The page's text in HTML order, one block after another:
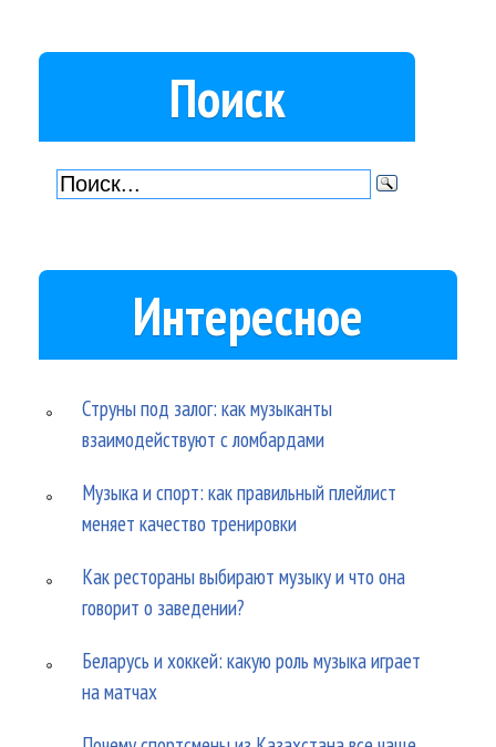
Поиск
Интересное
Струны под залог: как музыканты
взаимодействуют с ломбардами
Музыка и спорт: как правильный плейлист
меняет качество тренировки
Как рестораны выбирают музыку и что она
говорит о заведении?
Беларусь и хоккей: какую роль музыка играет
на матчах